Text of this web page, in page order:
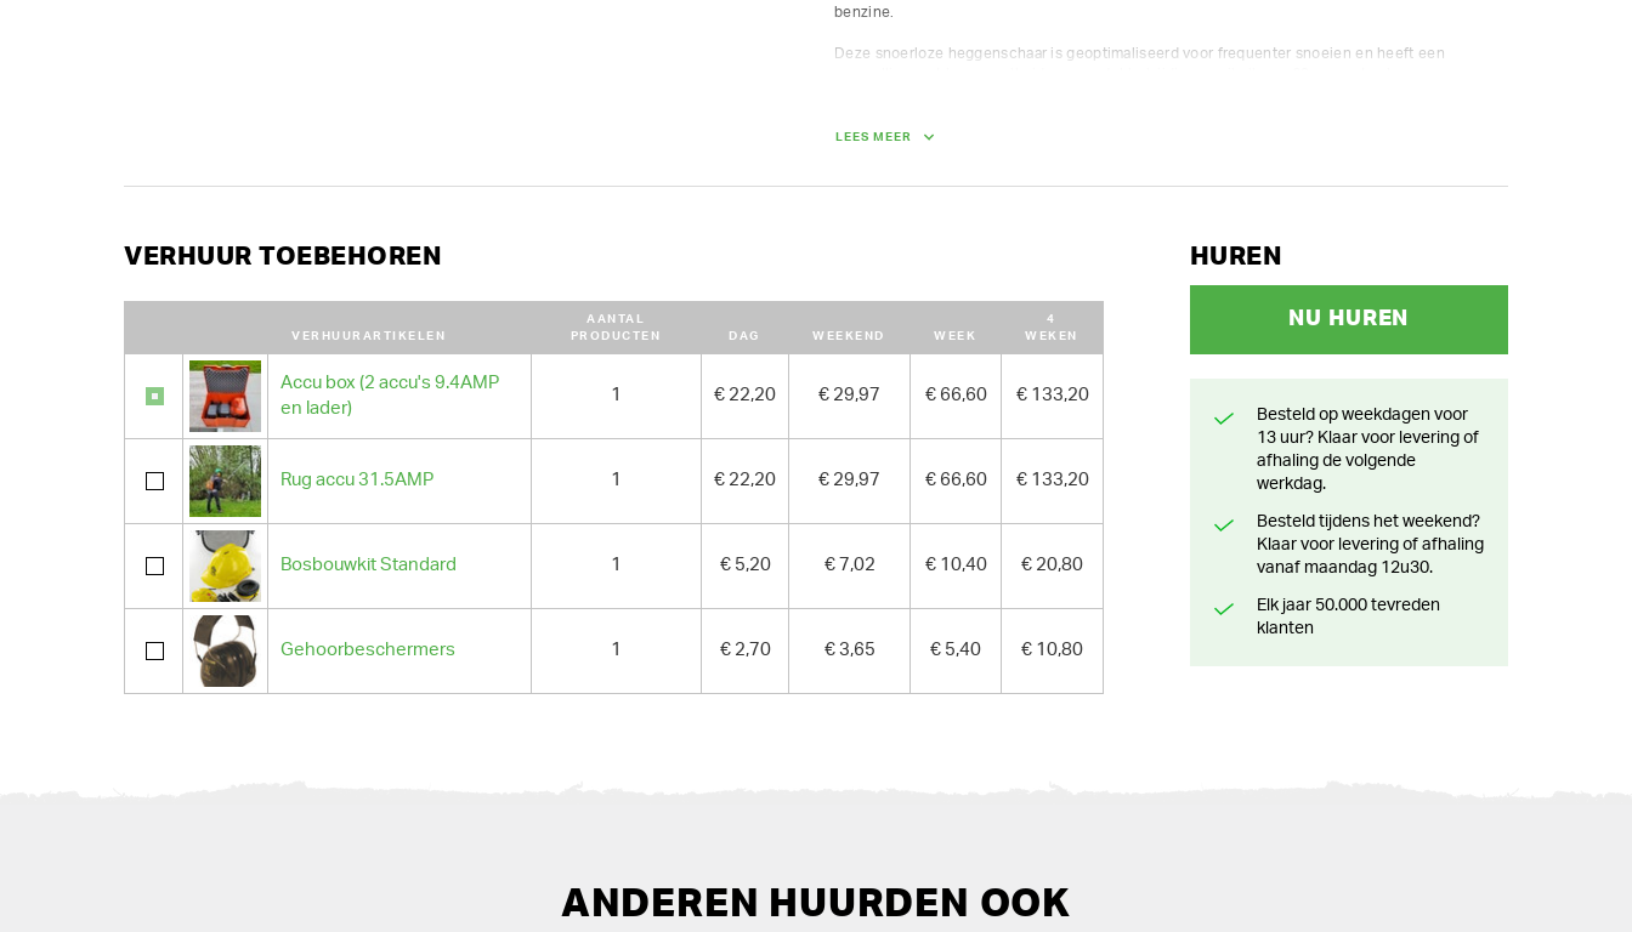
benzine.
Deze snoerloze heggenschaar is geoptimaliseerd voor frequenter snoeien en heeft een
LEES MEER
VERHUUR TOEBEHOREN
VERHUURARTIKELEN
AANTAL
PRODUCTEN
DAG WEEKEND WEEK
4
WEKEN
Accu box (2 accu's 9.4AMP
en lader)
1 € 22,20 € 29,97 € 66,60 € 133,20
Rug accu 31.5AMP 1 € 22,20 € 29,97 € 66,60 € 133,20
Bosbouwkit Standard 1 € 5,20 € 7,02 € 10,40 € 20,80
Gehoorbeschermers 1 € 2,70 € 3,65 € 5,40 € 10,80
HUREN
NU HUREN
Besteld op weekdagen voor
13 uur? Klaar voor levering of
afhaling de volgende
werkdag.
Besteld tijdens het weekend?
Klaar voor levering of afhaling
vanaf maandag 12u30.
Elk jaar 50.000 tevreden
klanten
ANDEREN HUURDEN OOK